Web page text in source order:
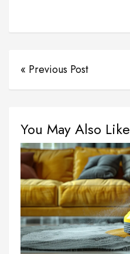
« Previous Post
You May Also Like